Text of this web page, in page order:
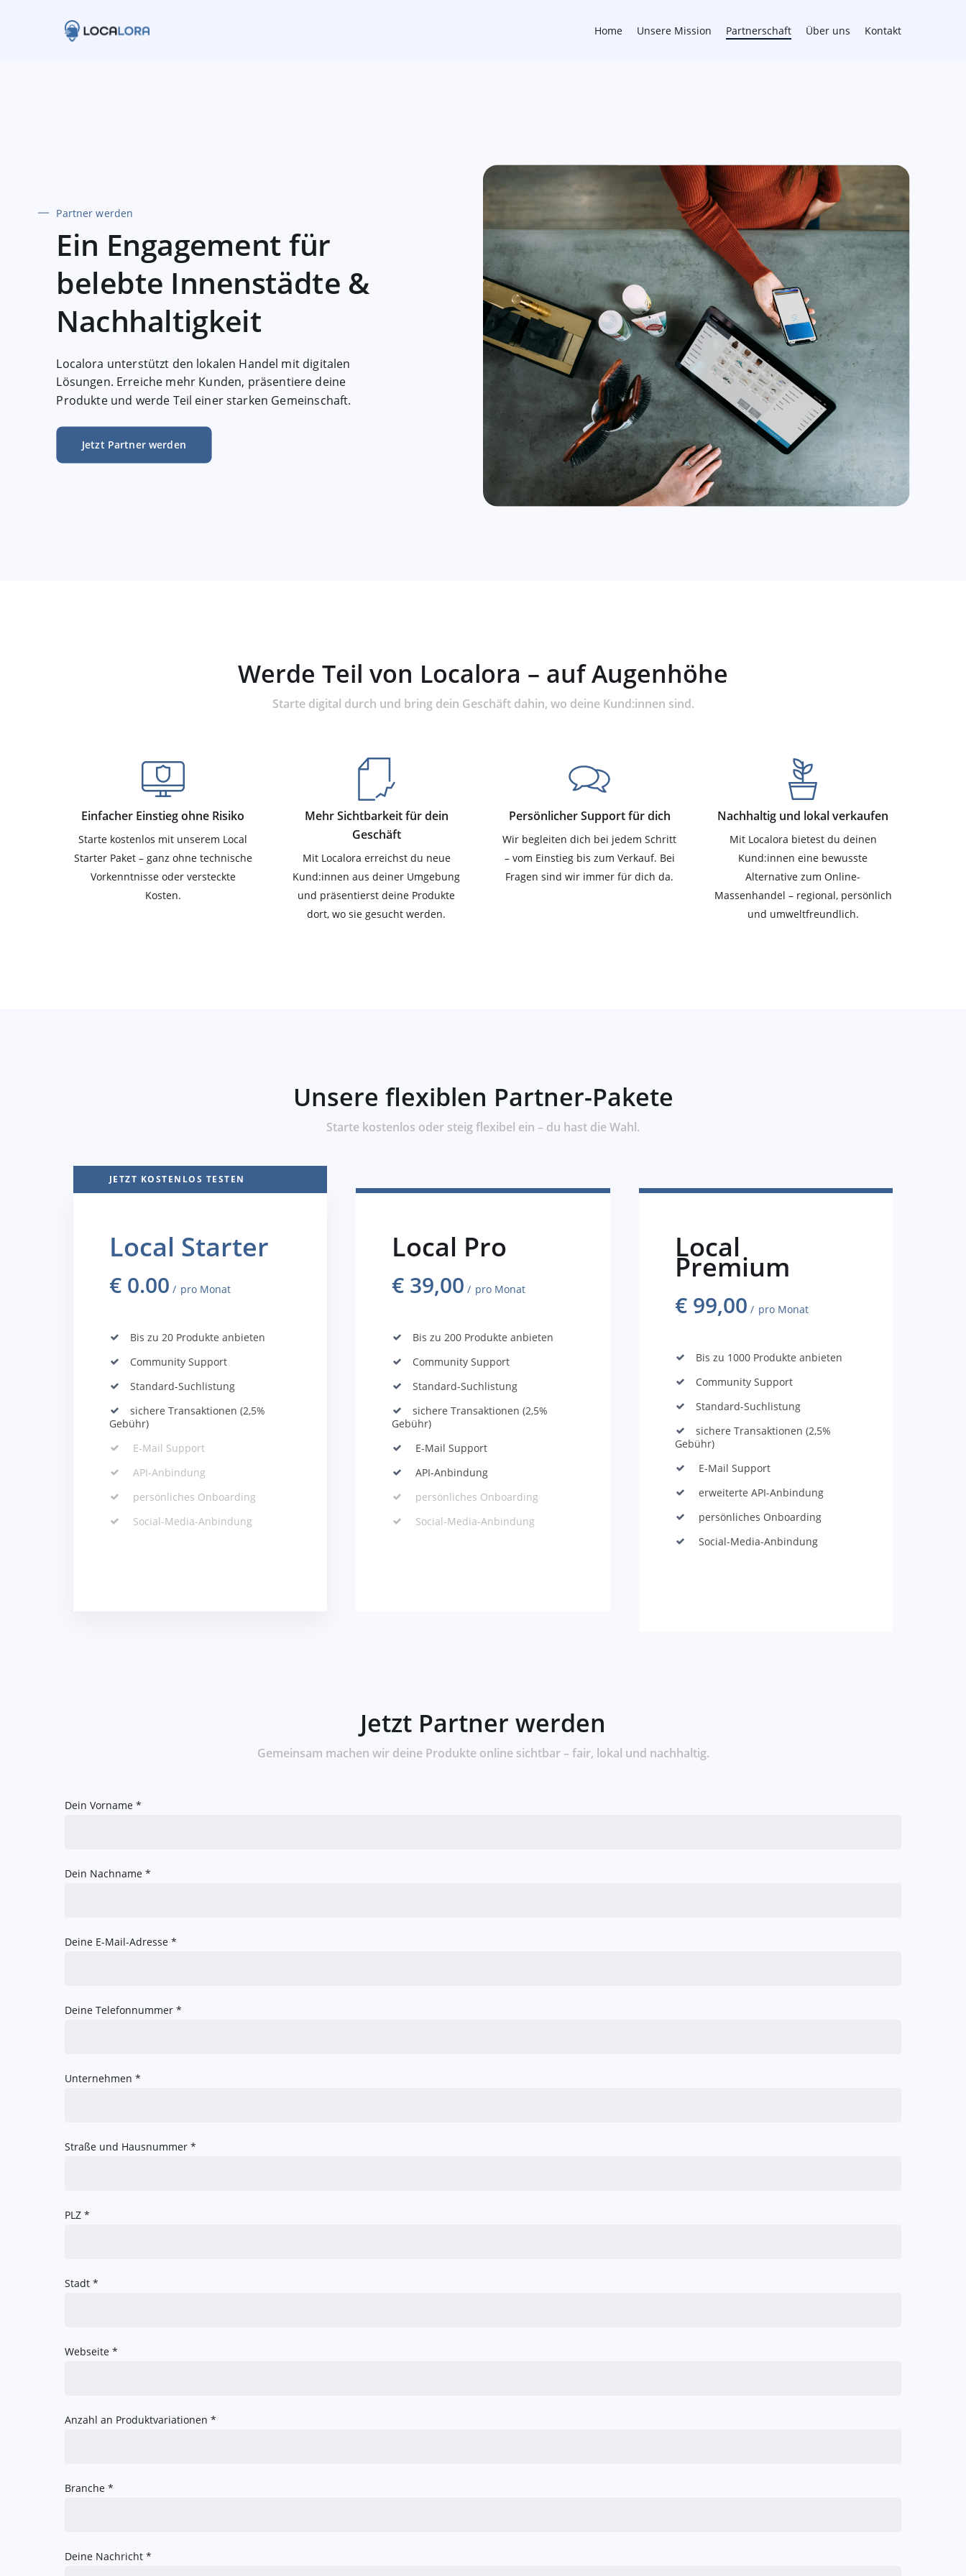
Home Unsere Mission Partnerschaft Über uns Kontakt
Partner werden
Ein Engagement für
belebte Innenstädte &
Nachhaltigkeit
Localora unterstützt den lokalen Handel mit digitalen
Lösungen. Erreiche mehr Kunden, präsentiere deine
Produkte und werde Teil einer starken Gemeinschaft.
Jetzt Partner werden
Werde Teil von Localora – auf Augenhöhe
Starte digital durch und bring dein Geschäft dahin, wo deine Kund:innen sind.
Einfacher Einstieg ohne Risiko
Starte kostenlos mit unserem Local
Starter Paket – ganz ohne technische
Vorkenntnisse oder versteckte
Kosten.
Mehr Sichtbarkeit für dein
Geschäft
Mit Localora erreichst du neue
Kund:innen aus deiner Umgebung
und präsentierst deine Produkte
dort, wo sie gesucht werden.
Persönlicher Support für dich
Wir begleiten dich bei jedem Schritt
– vom Einstieg bis zum Verkauf. Bei
Fragen sind wir immer für dich da.
Nachhaltig und lokal verkaufen
Mit Localora bietest du deinen
Kund:innen eine bewusste
Alternative zum Online-
Massenhandel – regional, persönlich
und umweltfreundlich.
Unsere flexiblen Partner-Pakete
Starte kostenlos oder steig flexibel ein – du hast die Wahl.
Local Starter
JETZT KOSTENLOS TESTEN
€0.00 pro Monat
Bis zu 20 Produkte anbieten
Community Support
Standard-Suchlistung
sichere Transaktionen (2,5%
Gebühr)
E-Mail Support
API-Anbindung
persönliches Onboarding
Social-Media-Anbindung
Local Pro
€ 39,00 pro Monat
Bis zu 200 Produkte anbieten
Community Support
Standard-Suchlistung
sichere Transaktionen (2,5%
Gebühr)
E-Mail Support
API-Anbindung
persönliches Onboarding
Social-Media-Anbindung
Local
Premium
€99,00 pro Monat
Bis zu 1000 Produkte anbieten
Community Support
Standard-Suchlistung
sichere Transaktionen (2,5%
Gebühr)
E-Mail Support
erweiterte API-Anbindung
persönliches Onboarding
Social-Media-Anbindung
Jetzt Partner werden
Gemeinsam machen wir deine Produkte online sichtbar – fair, lokal und nachhaltig.
Dein Vorname *
Dein Nachname *
Deine E-Mail-Adresse *
Deine Telefonnummer *
Unternehmen *
Straße und Hausnummer *
PLZ *
Stadt *
Webseite *
Anzahl an Produktvariationen *
Branche *
Deine Nachricht *